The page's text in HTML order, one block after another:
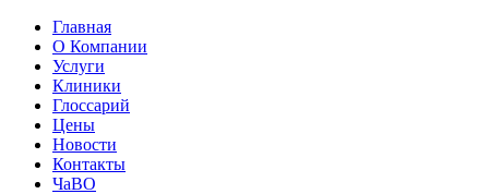
Главная
О Компании
Услуги
Клиники
Глоссарий
Цены
Новости
Контакты
ЧаВО